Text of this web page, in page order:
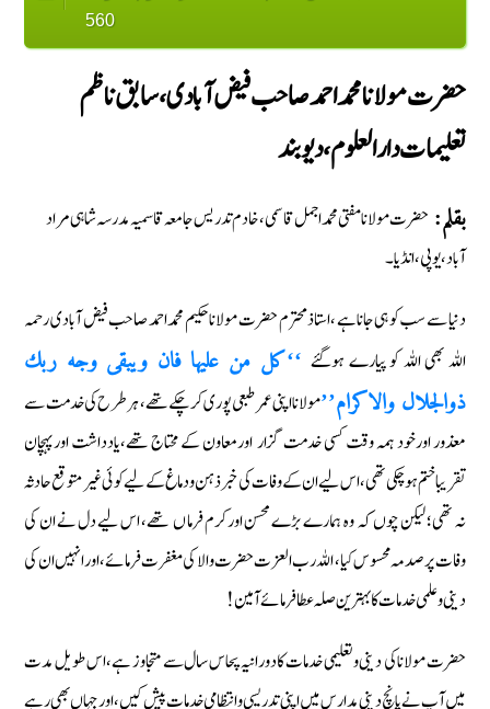
560
حضرت مولانا محمد احمد صاحب فیض آبادی، سابق ناظم
تعلیمات دارالعلوم ‏،دیوبند
بقلم: حضرت مولانا مفتى محمد اجمل قاسمی، خادم تدریس جامعہ قاسمیہ مدرسہ شاہی مراد
آباد، يوپى، انڈيا۔
دنیا سے سب كو ہی جاناہے ‏،استاذ محترم حضرت مولانا حكیم محمد احمد صاحب فیض آبادی رحمہ
اللہ بھی اللہ كو پیارے ہوگئے‏‘‘كل من عليها فان ويبقى وجه ربك
ذوالجلال والاكرام’’مولانا اپنی عمر طبعی پوری كرچكے تھے‏، ہرطرح كی خدمت سے
معذور اورخود ہمہ وقت كسی خدمت گزار اورمعاون كے محتاج تھے‏،یادداشت اورپہچان
تقریبا ختم ہوچكی تھی‏،اس لیےان كے وفات كی خبر ذہن ودماغ كے لیے كوئی غیر متوقع حادثہ
نہ تھی؛ لیكن چوں كہ وہ ہمارے بڑے محسن اوركرم فرما ں تھے‏، اس لیے دل نے ان كی
وفات پر صدمہ محسوس كیا‏، اللہ رب العزت حضرت والا كی مغفرت فرمائے‏،اورانہیں ان كی
دینی وعلمی خدمات كا بہترین صلہ عطا فرمائے آمین!
حضرت مولانا كی دینی وتعلیمی خدمات كا دورانیہ پحاس سال سے متجاوز ہے‏،اس طویل مدت
میں آپ نے پانچ دینی مدارس میں اپنی تدریسی وانتظامی خدمات پیش كیں‏،اورجہاں بھی رہے